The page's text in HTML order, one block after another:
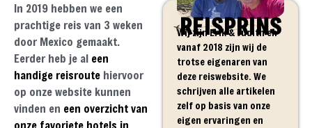
In 2019 hebben we een
prachtige reis van 3 weken
door Mexico gemaakt.
Eerder heb je al een
handige reisroute hiervoor
op onze website kunnen
vinden en een overzicht van
onze favoriete hotels in
REISPRINS
Wij zijn Erik & Judith en
vanaf 2018 zijn wij de
trotse eigenaren van
deze reiswebsite. We
schrijven alle artikelen
zelf op basis van onze
eigen ervaringen en